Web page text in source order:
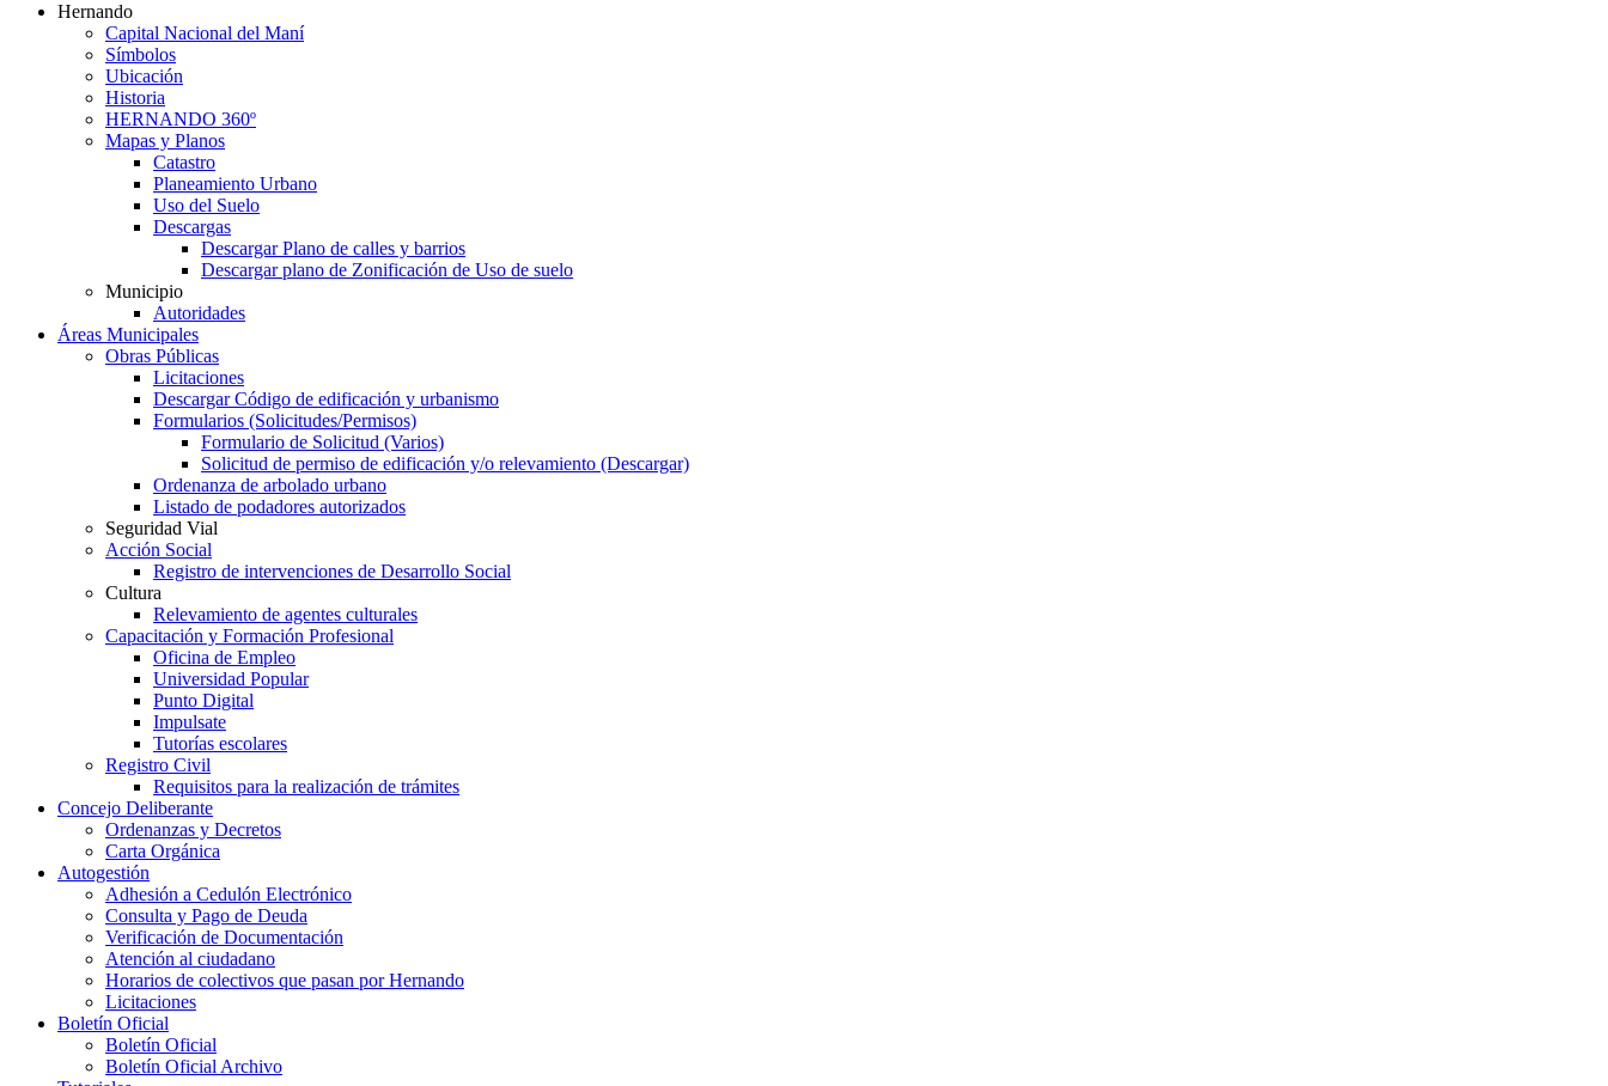
Hernando
Capital Nacional del Maní
Símbolos
Ubicación
Historia
HERNANDO 360º
Mapas y Planos
Catastro
Planeamiento Urbano
Uso del Suelo
Descargas
Descargar Plano de calles y barrios
Descargar plano de Zonificación de Uso de suelo
Municipio
Autoridades
Áreas Municipales
Obras Públicas
Licitaciones
Descargar Código de edificación y urbanismo
Formularios (Solicitudes/Permisos)
Formulario de Solicitud (Varios)
Solicitud de permiso de edificación y/o relevamiento (Descargar)
Ordenanza de arbolado urbano
Listado de podadores autorizados
Seguridad Vial
Acción Social
Registro de intervenciones de Desarrollo Social
Cultura
Relevamiento de agentes culturales
Capacitación y Formación Profesional
Oficina de Empleo
Universidad Popular
Punto Digital
Impulsate
Tutorías escolares
Registro Civil
Requisitos para la realización de trámites
Concejo Deliberante
Ordenanzas y Decretos
Carta Orgánica
Autogestión
Adhesión a Cedulón Electrónico
Consulta y Pago de Deuda
Verificación de Documentación
Atención al ciudadano
Horarios de colectivos que pasan por Hernando
Licitaciones
Boletín Oficial
Boletín Oficial
Boletín Oficial Archivo